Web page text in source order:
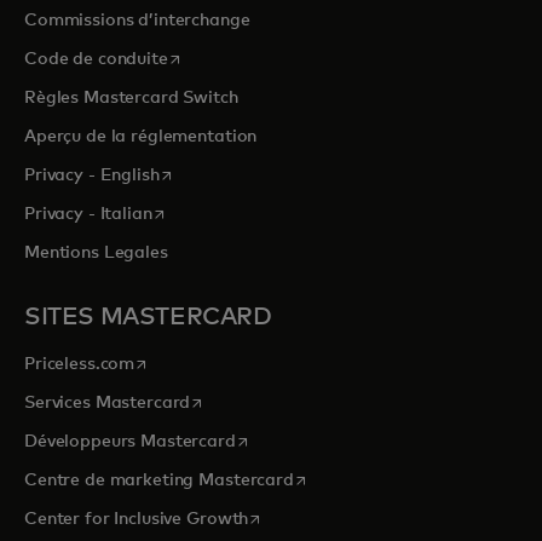
Commissions d’interchange
Code de conduites’ouvre dans un nouvel onglet
Règles Mastercard Switch
Aperçu de la réglementation
Privacy - Englishs’ouvre dans un nouvel onglet
Privacy - Italians’ouvre dans un nouvel onglet
Mentions Legales
SITES MASTERCARD
Priceless.com s’ouvre dans un nouvel onglet
Services Mastercard s’ouvre dans un nouvel onglet
Développeurs Mastercards’ouvre dans un nouvel onglet
Centre de marketing Mastercards’ouvre dans un nouvel onglet
Center for Inclusive Growths’ouvre dans un nouvel onglet